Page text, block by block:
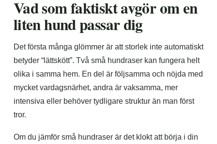
Vad som faktiskt avgör om en
liten hund passar dig
Det första många glömmer är att storlek inte automatiskt
betyder “lättskött”. Två små hundraser kan fungera helt
olika i samma hem. En del är följsamma och nöjda med
mycket vardagsnärhet, andra är vaksamma, mer
intensiva eller behöver tydligare struktur än man först
tror.
Om du jämför små hundraser är det klokt att börja i din